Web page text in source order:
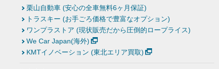
栗山自動車 (安心の全車無料6ヶ月保証)
トラスキー (お手ごろ価格で豊富なオプション)
ワンプラストア (現状販売だから圧倒的ロープライス)
We Car Japan(海外)
KMTイノベーション (東北エリア買取)